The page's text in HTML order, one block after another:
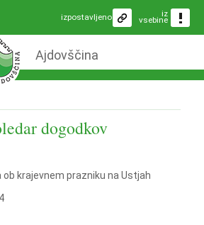
iz
vsebine
izpostavljeno
Ajdovščina
dogodkov
ob krajevnem prazniku na Ustjah